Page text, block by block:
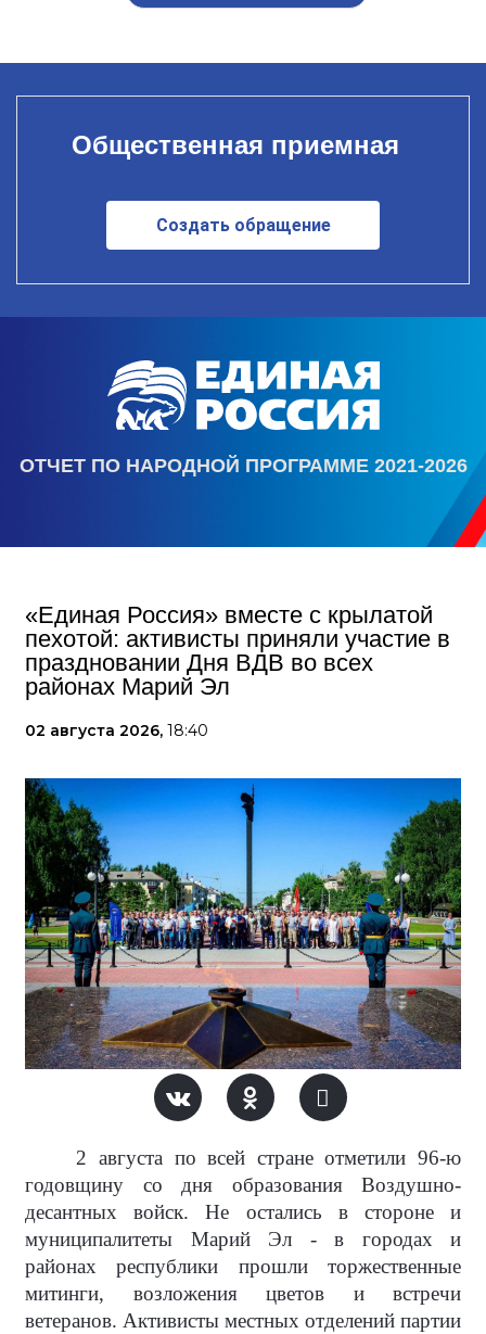
Общественная приемная
Создать обращение
ОТЧЕТ ПО НАРОДНОЙ ПРОГРАММЕ 2021-2026
«Единая Россия» вместе с крылатой
пехотой: активисты приняли участие в
праздновании Дня ВДВ во всех
районах Марий Эл
02 августа 2026, 18:40
2 августа по всей стране отметили 96-ю
годовщину со дня образования Воздушно-
десантных войск. Не остались в стороне и
муниципалитеты Марий Эл - в городах и
районах республики прошли торжественные
митинги, возложения цветов и встречи
ветеранов. Активисты местных отделений партии